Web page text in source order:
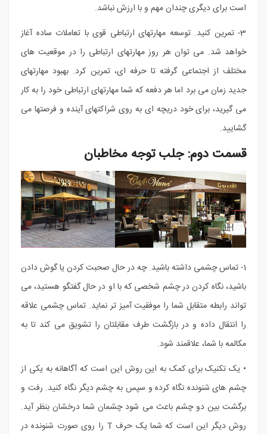
است برای دیگری چندان مهم و با ارزش نباشد.
3- تمرین کنید. توسعه مهارتهای ارتباطی قوی با تعاملات ساده آغاز
خواهد شد. می توان هر روز مهارتهای ارتباطی را در موقعیت های
مختلف از اجتماعی گرفته تا حرفه ای، تمرین کرد. بهبود مهارتهای
جدید زمان می برد اما هر دفعه که شما مهارتهای ارتباطی خود را به کار
می گیرید، برای خود دریچه ای به روی شراکتهای آینده و فرصتها می
گشایید.
قسمت دوم: جلب توجه مخاطبان
1- تماس چشمی داشته باشید. چه در حال صحبت کردن یا گوش دادن
باشید، نگاه کردن در چشم شخصی که با او در حال گفتگو هستید، می
تواند رابطه متقابل شما را موفقیت آمیز تر نماید. تماس چشمی علاقه
را انتقال داده و در بازگشت طرف مقابلتان را تشویق می کند تا به
مکالمه با شما، علاقمند شود.
• یک تکنیک برای کمک به این روش این است که آگاهانه به یکی از
چشم های شنونده نگاه کرده و سپس به چشم دیگر نگاه کنید. رفت و
برگشت بین دو چشم باعث می شود چشمان شما درخشان بنظر آید.
روش دیگر این است که شما یک حرف T را روی صورت شنونده در